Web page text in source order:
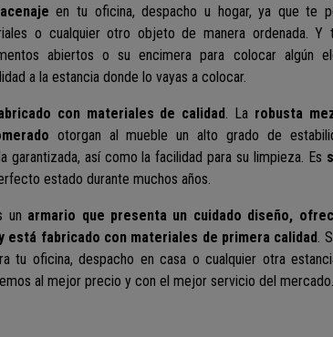
en tu oficina, despacho u hogar, ya que te
o cualquier otro objeto de manera ordenada. Y
abiertos o su encimera para colocar algún
a la estancia donde lo vayas a colocar.
con materiales de calidad . La robusta
otorgan al mueble un alto grado de
garantizada, así como la facilidad para su limpieza. Es
estado durante muchos años.
un armario que presenta un cuidado diseño,
está fabricado con materiales de primera calidad .
tu oficina, despacho en casa o cualquier otra
al mejor precio y con el mejor servicio del mercado.